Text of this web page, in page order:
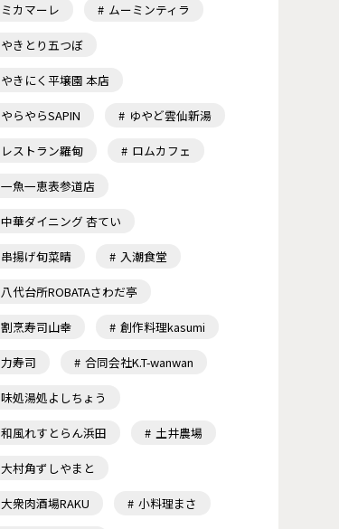
ミカマーレ ムーミンティラ
やきとり五つぼ
やきにく平壌園 本店
やらやらSAPIN ゆやど雲仙新湯
レストラン羅甸 ロムカフェ
一魚一恵表参道店
中華ダイニング 杏てい
串揚げ旬菜晴 入潮食堂
八代台所ROBATAさわだ亭
割烹寿司山幸 創作料理kasumi
力寿司 合同会社K.T-wanwan
味処湯処よしちょう
和風れすとらん浜田 土井農場
大村角ずしやまと
大衆肉酒場RAKU 小料理まさ